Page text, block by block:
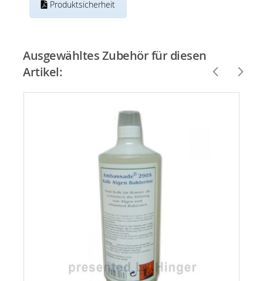
Produktsicherheit
Ausgewähltes Zubehör für diesen
Artikel: